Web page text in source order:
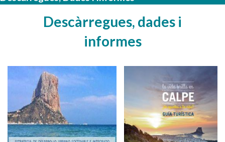
Descàrregues, dades i
informes